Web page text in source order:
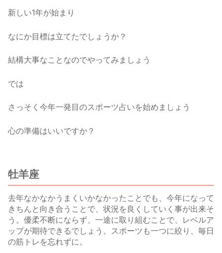
新しい1年が始まり
なにか目標は立てたでしょうか？
結構大事なことなのでやってみましょう
では
さっそく今年一発目のスポーツ占いを始めましょう
心の準備はいいですか？
牡羊座
去年なかなかうまくいかなかったことでも、今年になって
きちんと向き合うことで、状況を良くしていく事が出来そ
う。優柔不断にならず、一途に取り組むことで、レベルア
ップが期待できるでしょう。スポーツも一つに絞り、毎日
の筋トレを忘れずに。